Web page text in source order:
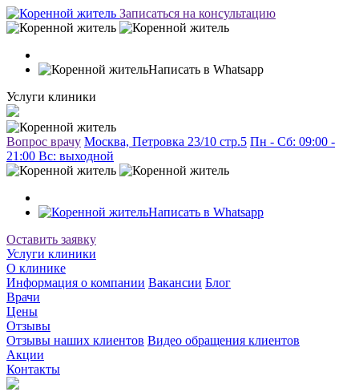
Записаться на консультацию
Написать в Whatsapp
Услуги клиники
Вопрос врачу Москва, Петровка 23/10 стр.5 Пн - Сб: 09:00 -
21:00 Вc: выходной
Написать в Whatsapp
Оставить заявку
Услуги клиники
О клинике
Информация о компании Вакансии Блог
Врачи
Цены
Отзывы
Отзывы наших клиентов Видео обращения клиентов
Акции
Контакты